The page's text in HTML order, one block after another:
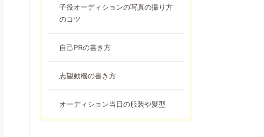
子役オーディションの写真の撮り方
のコツ
自己PRの書き方
志望動機の書き方
オーディション当日の服装や髪型